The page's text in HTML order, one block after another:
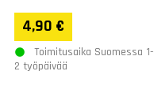
4,90 €
Toimitusaika Suomessa 1-
2 työpäivää